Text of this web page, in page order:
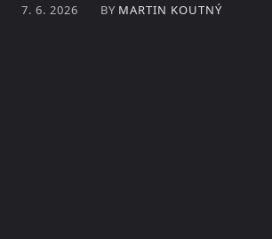
7. 6. 2026 BY MARTIN KOUTNÝ